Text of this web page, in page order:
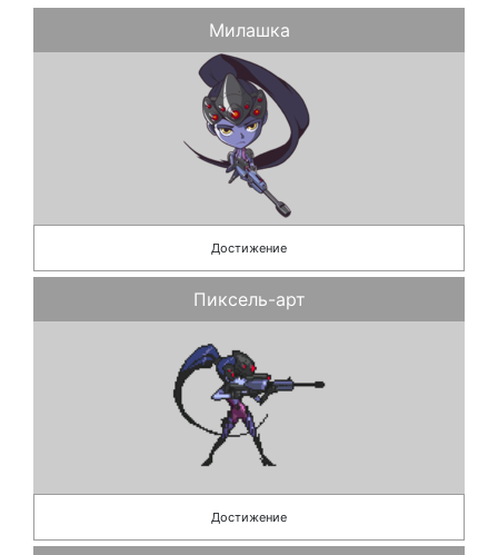
Милашка
Достижение
Пиксель-арт
Достижение